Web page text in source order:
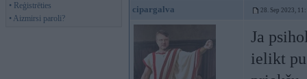
• Reģistrēties
• Aizmirsi paroli?
cipargalva 28. Sep 2023,
Ja
ielikt